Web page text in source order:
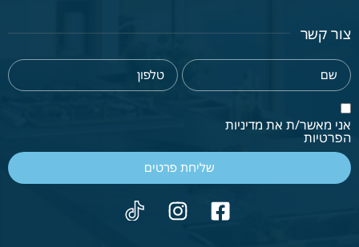
צור קשר
אני מאשר/ת את מדיניות
הפרטיות
שליחת פרטים